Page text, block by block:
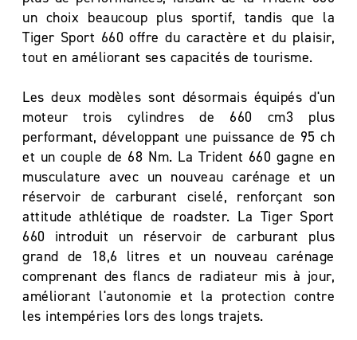
un choix beaucoup plus sportif, tandis que la
Tiger Sport 660 offre du caractère et du plaisir,
tout en améliorant ses capacités de tourisme.
Les deux modèles sont désormais équipés d'un
moteur trois cylindres de 660 cm3 plus
performant, développant une puissance de 95 ch
et un couple de 68 Nm. La Trident 660 gagne en
musculature avec un nouveau carénage et un
réservoir de carburant ciselé, renforçant son
attitude athlétique de roadster. La Tiger Sport
660 introduit un réservoir de carburant plus
grand de 18,6 litres et un nouveau carénage
comprenant des flancs de radiateur mis à jour,
améliorant l'autonomie et la protection contre
les intempéries lors des longs trajets.